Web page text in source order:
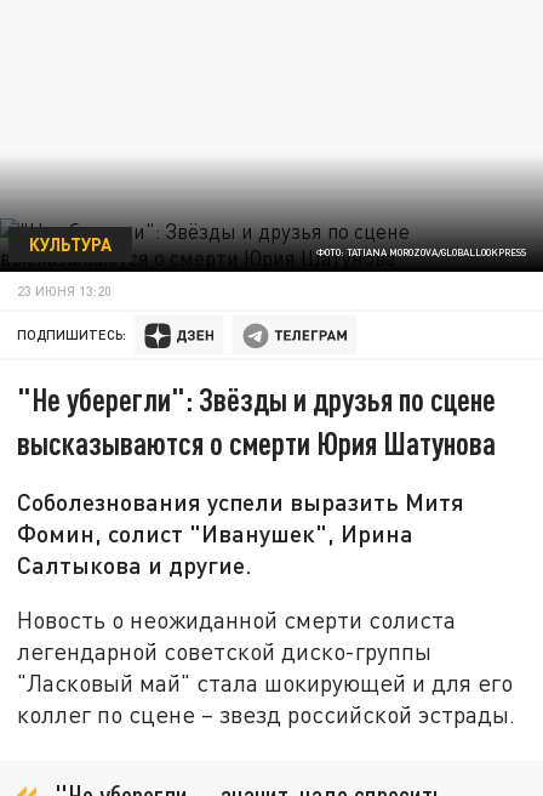
ФОТО: TATIANA MOROZOVA/GLOBALLOOKPRESS
КУЛЬТУРА
23 ИЮНЯ 13:20
ПОДПИШИТЕСЬ:
"Не уберегли": Звёзды и друзья по сцене
высказываются о смерти Юрия Шатунова
Соболезнования успели выразить Митя
Фомин, солист "Иванушек", Ирина
Салтыкова и другие.
Новость о неожиданной смерти солиста
легендарной советской диско-группы
"Ласковый май" стала шокирующей и для его
коллег по сцене – звезд российской эстрады.